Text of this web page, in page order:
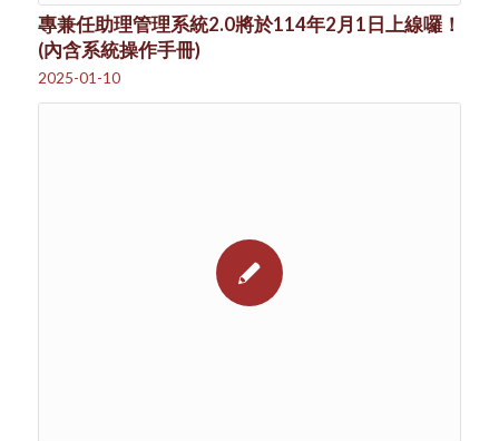
專兼任助理管理系統2.0將於114年2月1日上線囉！
(內含系統操作手冊)
2025-01-10